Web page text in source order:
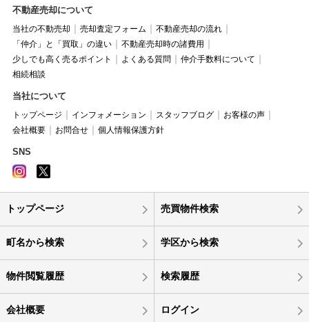
不動産売却について
当社の不動売却 売却査定フォーム
不動産売却の流れ
「仲介」と「買取」の違い
不動産売却時の諸費用
少しでも高く売るポイント
よくある質問
仲介手数料について
相続相談
当社について
トップページ インフォメーション スタッフブログ
お客様の声
会社概要
お問合せ 個人情報保護方針
SNS
トップページ 売買物件検索
町名から検索 学区から検索
物件閲覧履歴 検索履歴
会社概要 ログイン